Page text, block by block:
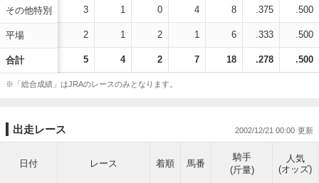
その他特別
平場
合計
3 1 0 4 8 .375 .500
2 1 2 1 6 .333 .500
5 4 2 7 18 .278 .500
※「総合成績」はJRAのレースのみとなります。
出走レース 2002/12/21 00:00
日付 レース 着順 馬番
騎手
(斤量)
人気
(オッズ)